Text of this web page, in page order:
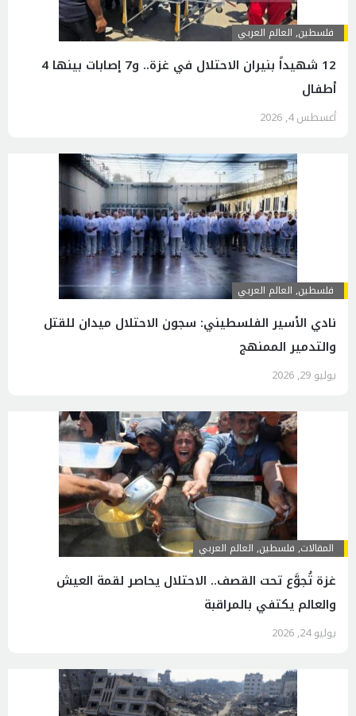
فلسطين, العالم العربي
12 شهيداً بنيران الاحتلال في غزة.. و7 إصابات بينها 4
أطفال
أغسطس 4, 2026
فلسطين, العالم العربي
نادي الأسير الفلسطيني: سجون الاحتلال ميدان للقتل
والتدمير الممنهج
يوليو 29, 2026
المقالات, فلسطين, العالم العربي
غزة تُجوَّع تحت القصف.. الاحتلال يحاصر لقمة العيش
والعالم يكتفي بالمراقبة
يوليو 24, 2026